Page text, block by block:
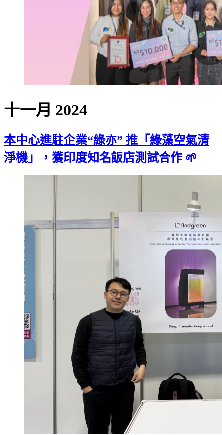
十一月 2024
本中心進駐企業“綠亦” 推「綠藻空氣清
淨機」，獲印度知名飯店測試合作 🌱